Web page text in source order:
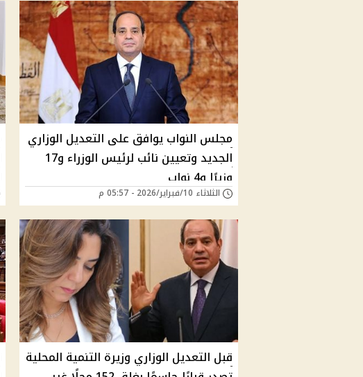
مجلس النواب يوافق على التعديل الوزاري
الجديد وتعيين نائب لرئيس الوزراء و17
وزيرًا و4 نواب
الثلاثاء 10/فبراير/2026 - 05:57 م
قبل التعديل الوزاري وزيرة التنمية المحلية